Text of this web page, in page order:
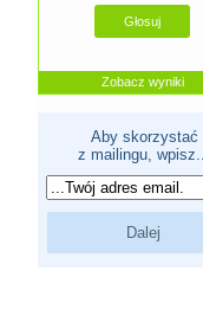
Zobacz wyniki
Aby skorzystać
z mailingu, wpisz...